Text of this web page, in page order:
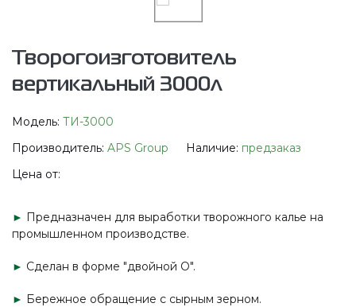
Творогоизготовитель
вертикальный 3000л
Модель: ТИ-3000
Производитель: APS Group Наличие: предзаказ
Цена от:
► Предназначен для выработки творожного калье на
промышленном производстве.
► Сделан в форме "двойной О".
► Бережное обращение с сырным зерном.